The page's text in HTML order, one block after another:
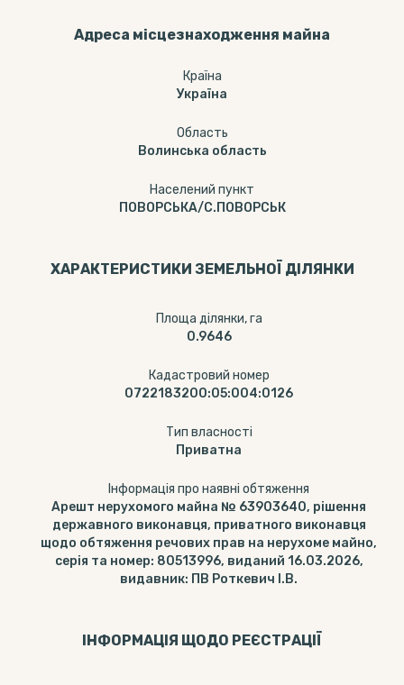
Адреса місцезнаходження майна
Країна
Україна
Область
Волинська область
Населений пункт
ПОВОРСЬКА/С.ПОВОРСЬК
ХАРАКТЕРИСТИКИ ЗЕМЕЛЬНОЇ ДІЛЯНКИ
Площа ділянки, га
0.9646
Кадастровий номер
0722183200:05:004:0126
Тип власності
Приватна
Інформація про наявні обтяження
Арешт нерухомого майна № 63903640, рішення
державного виконавця, приватного виконавця
щодо обтяження речових прав на нерухоме майно,
серія та номер: 80513996, виданий 16.03.2026,
видавник: ПВ Роткевич І.В.
ІНФОРМАЦІЯ ЩОДО РЕЄСТРАЦІЇ